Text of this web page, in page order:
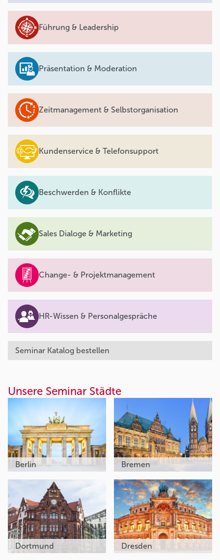
Führung & Leadership
Präsentation & Moderation
Zeitmanagement & Selbstorganisation
Kundenservice & Telefonsupport
Beschwerden & Konflikte
Sales Dialoge & Marketing
Change- & Projektmanagement
HR-Wissen & Personalgespräche
Seminar Katalog bestellen
Unsere Seminar Städte
Berlin Bremen
Dortmund Dresden